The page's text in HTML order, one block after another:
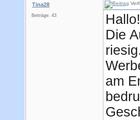
Tina28
Beiträge: 43
Hallo!
Die
am